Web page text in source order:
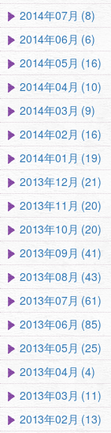
2014年07月 (8)
2014年06月 (6)
2014年05月 (16)
2014年04月 (10)
2014年03月 (9)
2014年02月 (16)
2014年01月 (19)
2013年12月 (21)
2013年11月 (20)
2013年10月 (20)
2013年09月 (41)
2013年08月 (43)
2013年07月 (61)
2013年06月 (85)
2013年05月 (25)
2013年04月 (4)
2013年03月 (11)
2013年02月 (13)